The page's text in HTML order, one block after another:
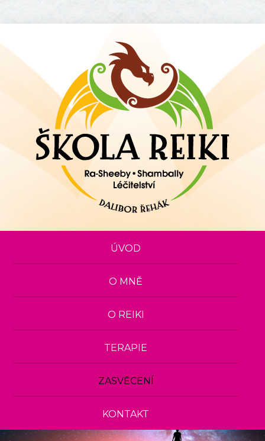
ÚVOD
O MNĚ
O REIKI
TERAPIE
ZASVĚCENÍ
KONTAKT